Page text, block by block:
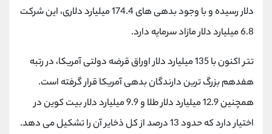
دلار رسیده و با وجود بدهی های 174.4 میلیارد دلاری، این شرکت
6.8 میلیارد دلار مازاد سرمایه دارد.
تتر اکنون با 135 میلیارد دلار اوراق قرضه دولتی آمریکا، در رتبه
هفدهم بزرگ ترین دارندگان بدهی آمریکا قرار گرفته است.
همچنین 12.9 میلیارد دلار طلا و 9.9 میلیارد دلار بیت کوین در
اختیار دارد که حدود 13 درصد از کل ذخایر آن را تشکیل می دهد.
کانال تلگرام @alirezamehrabi_com